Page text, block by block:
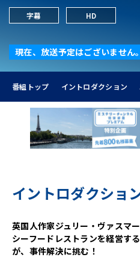
字幕 HD
現在、放送予定はございません。
番組トップ イントロダクション
イントロダクショ
英国人作家ジュリー・ヴァスマ
シーフードレストランを経営す
が、事件解決に挑む！